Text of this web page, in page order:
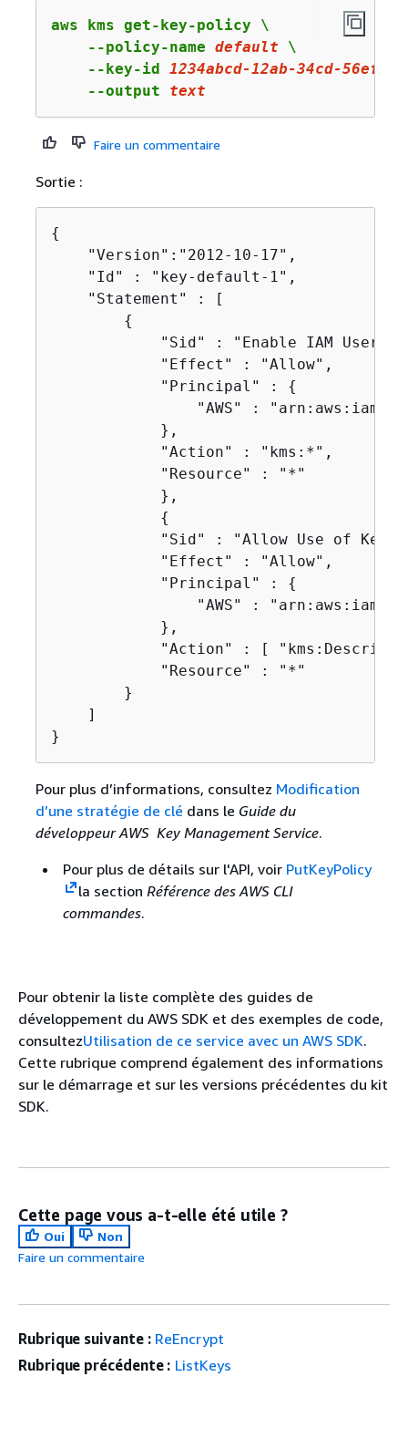
aws kms get-key-policy \
    --policy-name
default \
    --key-id
1234abcd-12ab-34cd-56ef-
    --output
text
Faire un commentaire
Sortie :
{
    "Version":"2012-10-17",
    "Id" : "key-default-1",
    "Statement" : [
{
"Sid" : "Enable IAM User
            "Effect" : "Allow",
            "Principal" :
{
"AWS" :
            },
            "Action" : "kms:*",
            "Resource" : "*"
            },
{
            "Sid" : "Allow Use of Key",
            "Effect" : "Allow",
            "Principal" :
{
"AWS" :
            },
"Action" : [
            "Resource" : "*"
        }
    ]
}
Pour plus d’informations, consultez Modification
d’une stratégie de clé dans le Guide du
développeur AWS Key Management Service.
Pour plus de détails sur l'API, voir PutKeyPolicy
la sectionRéférence des AWS CLI
commandes.
Pour obtenir la liste complète des guides de
développement du AWS SDK et des exemples de code,
consultezUtilisation de ce service avec un AWS SDK.
Cette rubrique comprend également des informations
sur le démarrage et sur les versions précédentes du kit
SDK.
Cette page vous a-t-elle été utile ?
Oui
Non
Faire un commentaire
Rubrique suivante : ReEncrypt
Rubrique précédente : ListKeys